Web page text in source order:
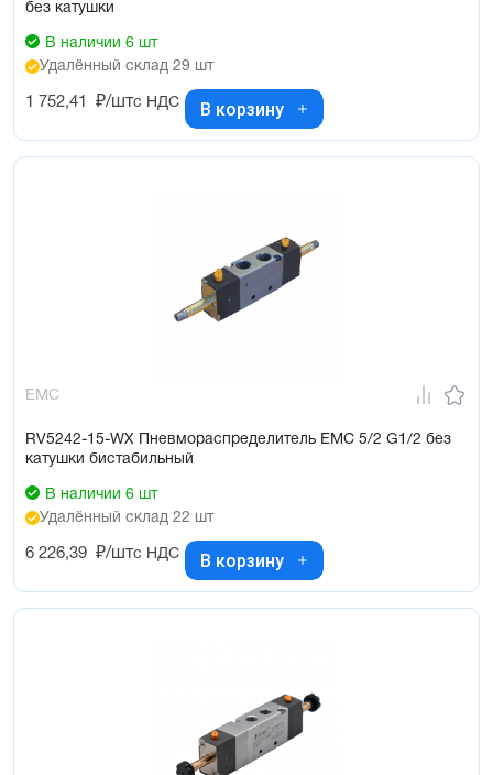
без катушки
В наличии 6 шт
Удалённый склад 29 шт
1 752,41 ₽/штс НДС В корзину
EMC
RV5242-15-WX Пневмораспределитель EMC 5/2 G1/2 без
катушки бистабильный
В наличии 6 шт
Удалённый склад 22 шт
6 226,39 ₽/штс НДС В корзину